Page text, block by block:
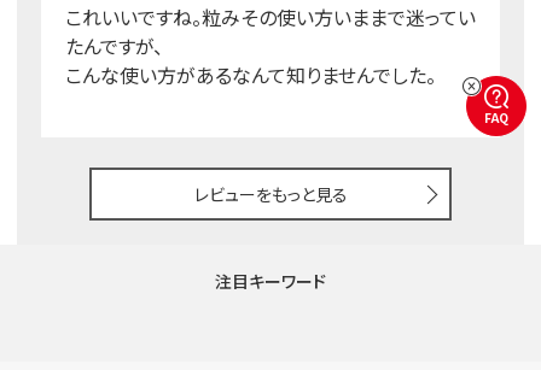
これいいですね。粒みその使い方いままで迷ってい
たんですが、
こんな使い方があるなんて知りませんでした。
レビューをもっと見る
注目キーワード
FAQ